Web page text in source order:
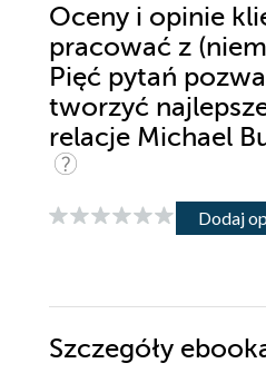
Oceny i opinie
pracować z
Pięć pytań
tworzyć
relacje Michael
Dodaj
Szczegóły